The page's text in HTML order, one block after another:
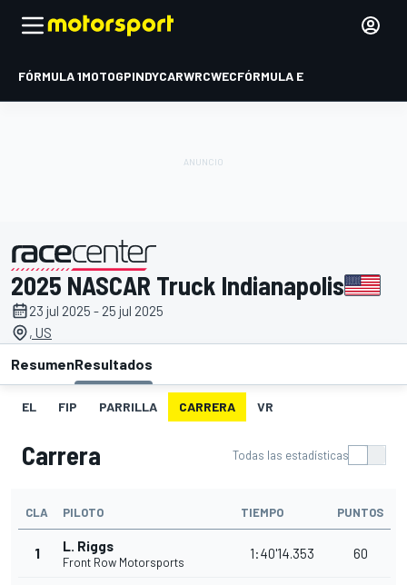
FÓRMULA 1MOTOGPINDYCARWRCWECFÓRMULA E
presentado por
2025 NASCAR Truck Indianapolis
23 jul 2025 - 25 jul 2025
, US
ResumenResultados
EL FIP PARRILLA CARRERA VR
Carrera Todas las estadísticas
CLA PILOTO TIEMPO PUNTOS
1 L. Riggs
Front Row Motorsports
1:40'14.353 60